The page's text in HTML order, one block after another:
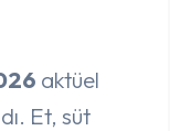
aktüel
Et, süt